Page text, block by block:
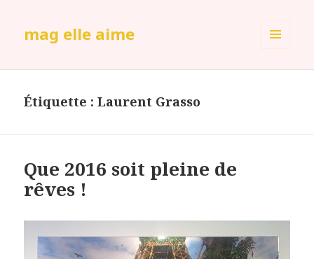
mag elle aime
Étiquette :Laurent Grasso
Que 2016 soit pleine de
rêves !